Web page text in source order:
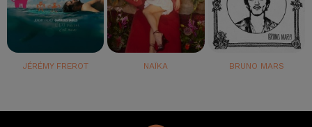
JÉRÉMY FREROT NAÏKA BRUNO MARS